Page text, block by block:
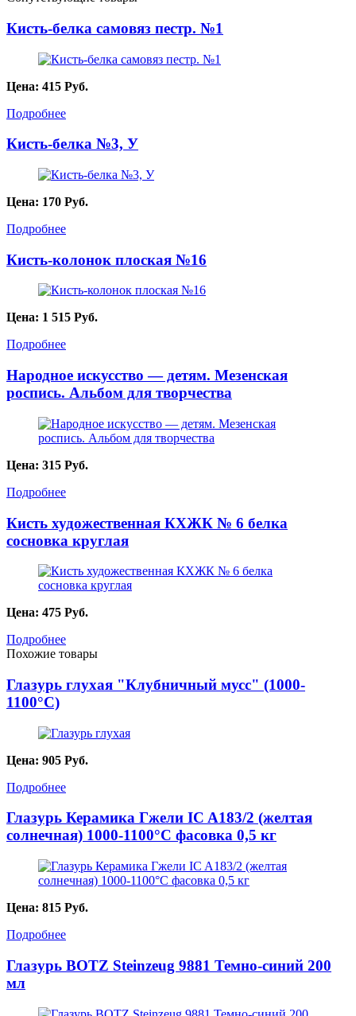
Кисть-белка самовяз пестр. №1
Цена: 415 Руб.
Подробнее
Кисть-белка №3, У
Цена: 170 Руб.
Подробнее
Кисть-колонок плоская №16
Цена: 1 515 Руб.
Подробнее
Народное искусство — детям. Мезенская
роспись. Альбом для творчества
Цена: 315 Руб.
Подробнее
Кисть художественная КХЖК № 6 белка
сосновка круглая
Цена: 475 Руб.
Подробнее
Похожие товары
Глазурь глухая "Клубничный мусс" (1000-
1100°С)
Цена: 905 Руб.
Подробнее
Глазурь Керамика Гжели IC A183/2 (желтая
солнечная) 1000-1100°С фасовка 0,5 кг
Цена: 815 Руб.
Подробнее
Глазурь BOTZ Steinzeug 9881 Темно-синий 200
мл